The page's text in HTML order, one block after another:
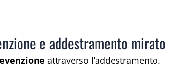
e addestramento mirato
attraverso l’addestramento.